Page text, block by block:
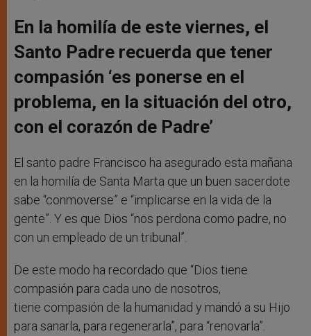
En la homilía de este viernes, el
Santo Padre recuerda que tener
compasión ‘es ponerse en el
problema, en la situación del otro,
con el corazón de Padre’
El santo padre Francisco ha asegurado esta mañana
en la homilía de Santa Marta que un buen sacerdote
sabe “conmoverse” e “implicarse en la vida de la
gente”. Y es que Dios “nos perdona como padre, no
con un empleado de un tribunal”.
De este modo ha recordado que “Dios tiene
compasión para cada uno de nosotros,
tiene compasión de la humanidad y mandó a su Hijo
para sanarla, para regenerarla”, para “renovarla”.